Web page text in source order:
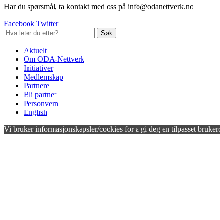
Har du spørsmål, ta kontakt med oss på info@odanettverk.no
Facebook Twitter
Aktuelt
Om ODA-Nettverk
Initiativer
Medlemskap
Partnere
Bli partner
Personvern
English
Vi bruker informasjonskapsler/cookies for å gi deg en tilpasset